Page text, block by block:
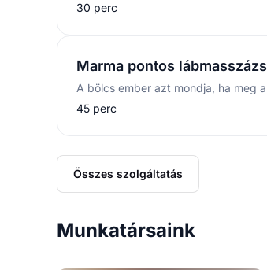
30 perc
Marma pontos lábmasszázs
45 perc
Összes szolgáltatás
Munkatársaink